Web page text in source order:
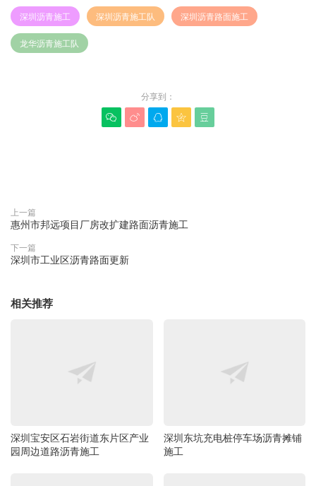
深圳沥青施工 深圳沥青施工队 深圳沥青路面施工
龙华沥青施工队
分享到：
    
上一篇
惠州市邦远项目厂房改扩建路面沥青施工
下一篇
深圳市工业区沥青路面更新
相关推荐
深圳宝安区石岩街道东片区产业
园周边道路沥青施工
深圳东坑充电桩停车场沥青摊铺
施工